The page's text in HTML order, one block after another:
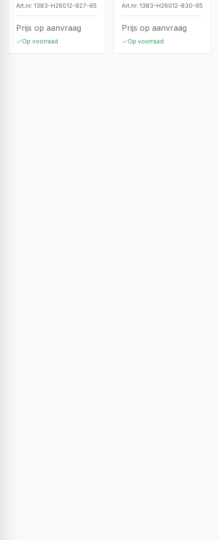
High Voltage, 50 meter,
220V, IP65
Art.nr: 1383-H26012-827-65
Prijs op aanvraag
Op voorraad
High Voltage, 220V,
IP65
Art.nr: 1383-H26012-830-65
Prijs op aanvraag
Op voorraad